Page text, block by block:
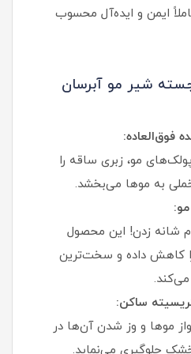
ایمن و ایده‌آل محسوب
شیر مو آبرسان
فوق‌العاده:
مو، زبری ساقه را
به موها می‌بخشد.
شانه زدن! این محصول
کاهش داده و سخت‌ترین
می‌کند.
ساکن:
موها و وز شدن آن‌ها در
جلوگیری می‌نماید.